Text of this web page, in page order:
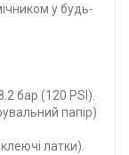
у будь-
бар (120 PSI).
папір)
латки).